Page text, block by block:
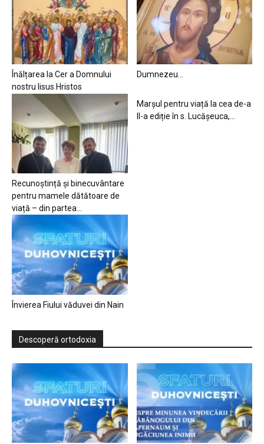
Înălțarea la Cer a Domnului
nostru Iisus Hristos
Dumnezeu…
Recunoștință și binecuvântare
pentru mamele dătătoare de
viață – din partea...
Marșul pentru viață la cea de-a
II-a ediție în s. Lucășeuca,...
Învierea Fiului văduvei din Nain
Descoperă ortodoxia